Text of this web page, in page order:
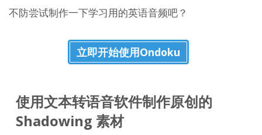
不防尝试制作一下学习用的英语音频吧？
立即开始使用Ondoku
使用文本转语音软件制作原创的
Shadowing 素材